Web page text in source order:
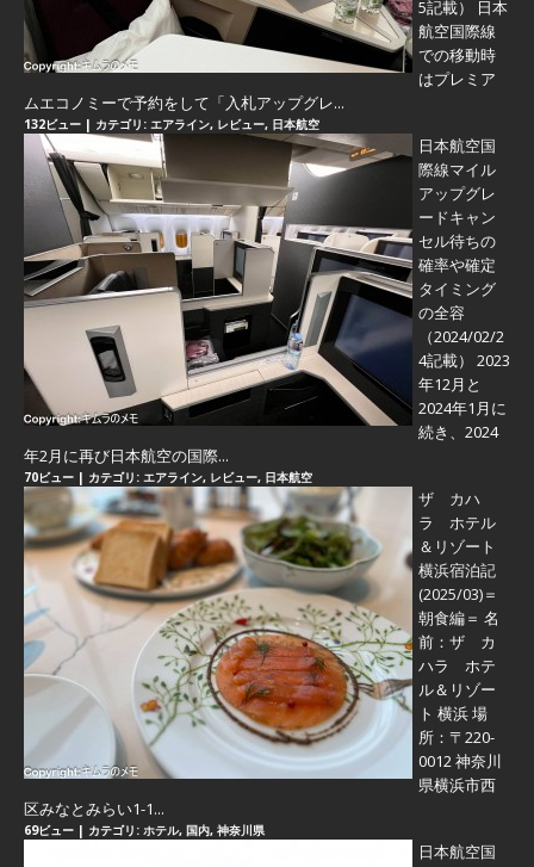
5記載） 日本
航空国際線
での移動時
はプレミア
ムエコノミーで予約をして「入札アップグレ...
132ビュー | カテゴリ: エアライン, レビュー, 日本航空
日本航空国
際線マイル
アップグレ
ードキャン
セル待ちの
確率や確定
タイミング
の全容
（2024/02/2
4記載） 2023
年12月と
2024年1月に
続き、2024
年2月に再び日本航空の国際...
70ビュー | カテゴリ: エアライン, レビュー, 日本航空
ザ カハ
ラ ホテル
＆リゾート
横浜宿泊記
(2025/03)＝
朝食編＝ 名
前：ザ カ
ハラ ホテ
ル＆リゾー
ト 横浜 場
所：〒220-
0012 神奈川
県横浜市西
区みなとみらい1-1...
69ビュー | カテゴリ: ホテル, 国内, 神奈川県
日本航空国